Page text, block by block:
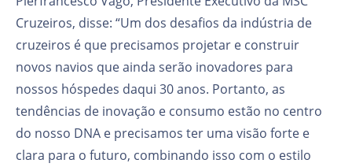
Cruzeiros, disse: “Um dos desafios da indústria de
cruzeiros é que precisamos projetar e construir
novos navios que ainda serão inovadores para
nossos hóspedes daqui 30 anos. Portanto, as
tendências de inovação e consumo estão no centro
do nosso DNA e precisamos ter uma visão forte e
clara para o futuro, combinando isso com o estilo